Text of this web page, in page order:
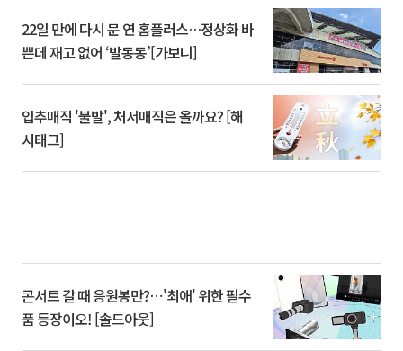
22일 만에 다시 문 연 홈플러스…정상화 바
쁜데 재고 없어 ‘발동동’[가보니]
입추매직 '불발', 처서매직은 올까요? [해
시태그]
콘서트 갈 때 응원봉만?⋯'최애' 위한 필수
품 등장이오! [솔드아웃]